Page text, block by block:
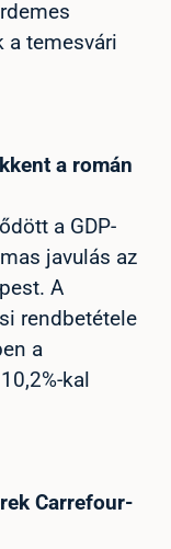
a temesvári
a román
a GDP-
javulás az
A
rendbetétele
a
kal
Carrefour-